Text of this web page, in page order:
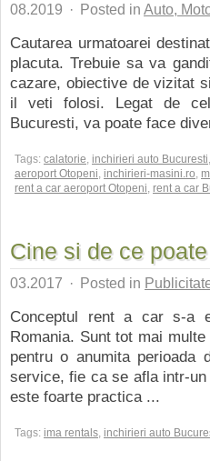
08.2019 · Posted in Auto,
Cautarea urmatoarei
placuta. Trebuie sa va
cazare, obiective de vizitat
il veti folosi. Legat de
Bucuresti, va poate face
Tags: calatorie, inchirieri auto Bucuresti,
aeroport Otopeni, inchirieri-masini.ro,
rent a car aeroport Otopeni, rent a car
Cine si de ce
03.2017 · Posted in
Conceptul rent a car s-a
Romania. Sunt tot mai
pentru o anumita perioada
service, fie ca se afla intr-
este foarte practica ...
Tags: ima rentals, inchirieri auto